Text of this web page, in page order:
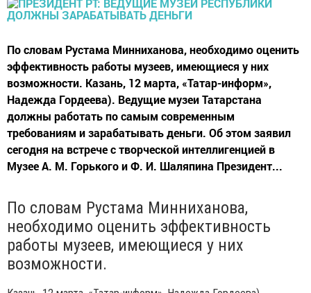
По словам Рустама Минниханова, необходимо оценить
эффективность работы музеев, имеющиеся у них
возможности. Казань, 12 марта, «Татар-информ»,
Надежда Гордеева). Ведущие музеи Татарстана
должны работать по самым современным
требованиям и зарабатывать деньги. Об этом заявил
сегодня на встрече с творческой интеллигенцией в
Музее А. М. Горького и Ф. И. Шаляпина Президент...
По словам Рустама Минниханова,
необходимо оценить эффективность
работы музеев, имеющиеся у них
возможности.